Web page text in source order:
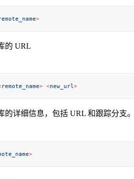
e
的 URL
remote_name> <new_url
的详细信息，包括 URL 和跟踪分支。
e